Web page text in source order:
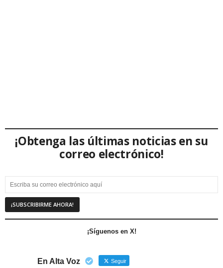
¡Obtenga las últimas noticias en su
correo electrónico!
¡Síguenos en X!
En Alta Voz Seguir